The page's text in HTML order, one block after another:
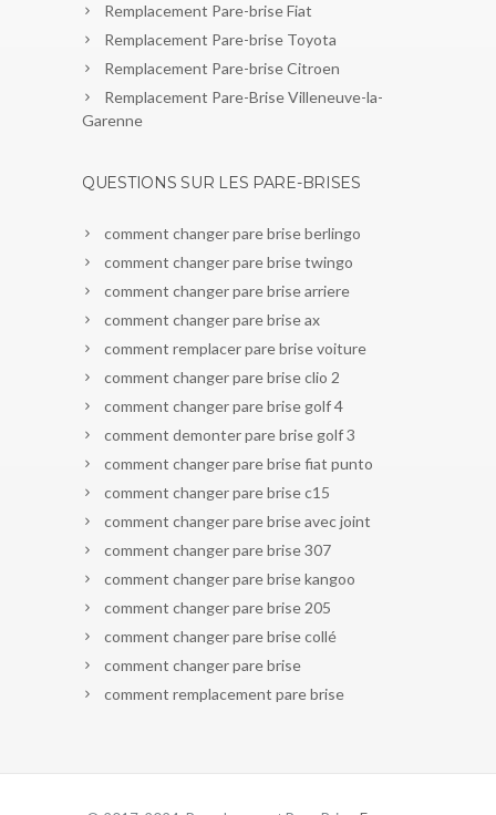
Remplacement Pare-brise Fiat
Remplacement Pare-brise Toyota
Remplacement Pare-brise Citroen
Remplacement Pare-Brise Villeneuve-la-
Garenne
QUESTIONS SUR LES PARE-BRISES
comment changer pare brise berlingo
comment changer pare brise twingo
comment changer pare brise arriere
comment changer pare brise ax
comment remplacer pare brise voiture
comment changer pare brise clio 2
comment changer pare brise golf 4
comment demonter pare brise golf 3
comment changer pare brise fiat punto
comment changer pare brise c15
comment changer pare brise avec joint
comment changer pare brise 307
comment changer pare brise kangoo
comment changer pare brise 205
comment changer pare brise collé
comment changer pare brise
comment remplacement pare brise